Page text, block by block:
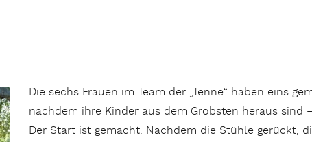
Die sechs Frauen im Team der „Tenne“ haben eins
nachdem ihre Kinder aus dem Gröbsten heraus
Der Start ist gemacht. Nachdem die Stühle gerückt,